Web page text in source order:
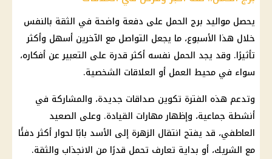
يحصل مواليد برج الحمل على دفعة واضحة في الثقة بالنفس
خلال هذا الأسبوع، ما يجعل التواصل مع الآخرين أسهل وأكثر
تأثيرًا. وقد يجد الحمل نفسه أكثر قدرة على التعبير عن أفكاره،
سواء في محيط العمل أو العلاقات الشخصية.
وتدعم هذه الفترة تكوين صداقات جديدة، والمشاركة في
أنشطة جماعية، وإظهار مهارات القيادة. وعلى الصعيد
العاطفي، قد يفتح انتقال الزهرة إلى الأسد بابًا لحوار أكثر دفئًا
مع الشريك، أو بداية تعارف تحمل قدرًا من الانجذاب والثقة.